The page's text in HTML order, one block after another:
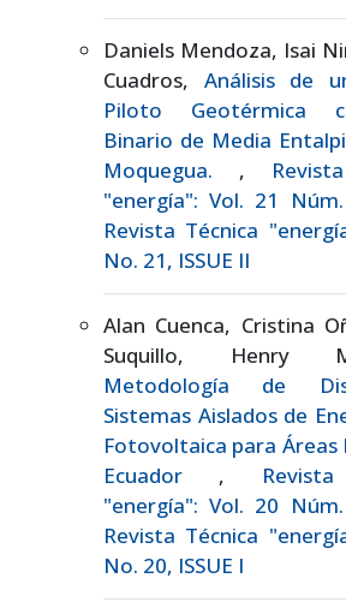
Daniels Mendoza, Isai
Cuadros, Análisis de
Piloto Geotérmica
Binario de Media
Moquegua. ,
"energía": Vol. 21
Revista Técnica
No. 21, ISSUE II
Alan Cuenca, Cristina
Suquillo, Henry
Metodología de
Sistemas Aislados de
Fotovoltaica para Áreas
Ecuador ,
"energía": Vol. 20
Revista Técnica
No. 20, ISSUE I